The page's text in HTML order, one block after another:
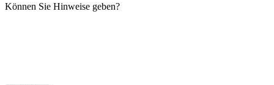
Können Sie Hinweise geben?